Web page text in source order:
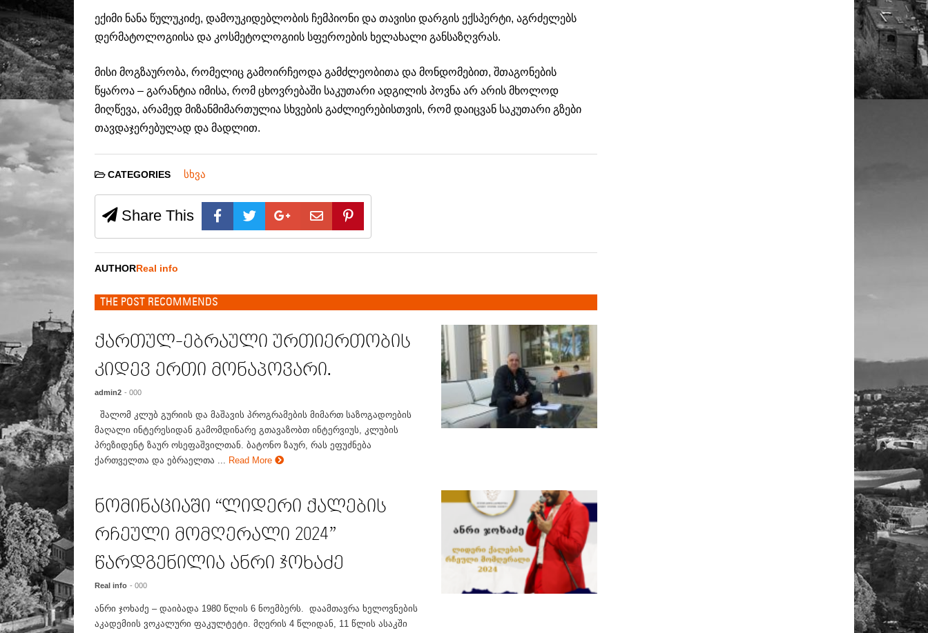
ექიმი ნანა წულუკიძე, დამოუკიდებლობის ჩემპიონი და თავისი დარგის ექსპერტი, აგრძელებს
დერმატოლოგიისა და კოსმეტოლოგიის სფეროების ხელახალი განსაზღვრას.
მისი მოგზაურობა, რომელიც გამოირჩეოდა გამძლეობითა და მონდომებით, შთაგონების
წყაროა – გარანტია იმისა, რომ ცხოვრებაში საკუთარი ადგილის პოვნა არ არის მხოლოდ
მიღწევა, არამედ მიზანმიმართულია სხვების გაძლიერებისთვის, რომ დაიცვან საკუთარი გზები
თავდაჯერებულად და მადლით.
CATEGORIES სხვა
Share This
AUTHORReal info
THE POST RECOMMENDS
ქართულ-ებრაული ურთიერთობის
კიდევ ერთი მონაპოვარი.
admin2 - 000
შალომ კლუბ გურიის და მაშავის პროგრამების მიმართ საზოგადოების
მაღალი ინტერესიდან გამომდინარე გთავაზობთ ინტერვიუს, კლუბის
პრეზიდენტ ზაურ ოსეფაშვილთან. ბატონო ზაურ, რას ეფუძნება
ქართველთა და ებრაელთა ... Read More
ნომინაციაში “ლიდერი ქალების
რჩეული მომღერალი 2024”
წარდგენილია ანრი ჯოხაძე
Real info - 000
ანრი ჯოხაძე – დაიბადა 1980 წლის 6 ნოემბერს. დაამთავრა ხელოვნების
აკადემიის ვოკალური ფაკულტეტი. მღერის 4 წლიდან, 11 წლის ასაკში